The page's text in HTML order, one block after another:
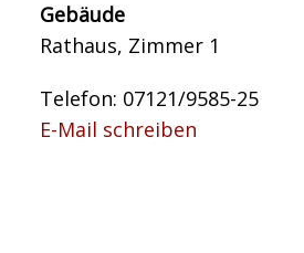
Gebäude
Rathaus, Zimmer 1
Telefon: 07121/9585-25
E-Mail schreiben